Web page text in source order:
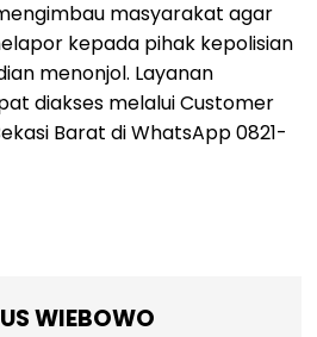
masyarakat agar
kepada pihak kepolisian
menonjol. Layanan
diakses melalui Customer
Barat di WhatsApp 0821-
WIEBOWO